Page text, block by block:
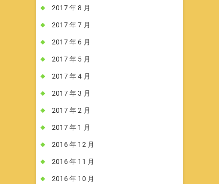
2017 年 8 月
2017 年 7 月
2017 年 6 月
2017 年 5 月
2017 年 4 月
2017 年 3 月
2017 年 2 月
2017 年 1 月
2016 年 12 月
2016 年 11 月
2016 年 10 月